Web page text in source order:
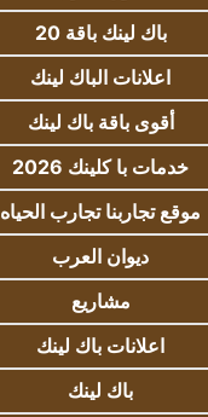
باك لينك باقة 20
اعلانات الباك لينك
أقوى باقة باك لينك
خدمات با كلينك 2026
موقع تجاربنا تجارب الحياه
ديوان العرب
مشاريع
اعلانات باك لينك
باك لينك